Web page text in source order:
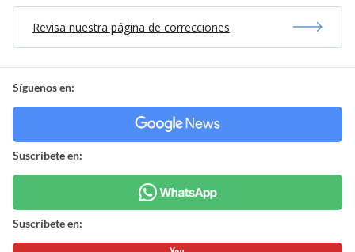
Revisa nuestra página de correcciones
Síguenos en:
Suscríbete en:
Suscríbete en: